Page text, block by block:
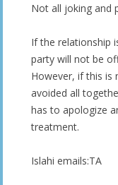
Not all joking and
If the relationship
party will not be
However, if this is
avoided all
has to apologize
treatment.
Islahi emails:TA